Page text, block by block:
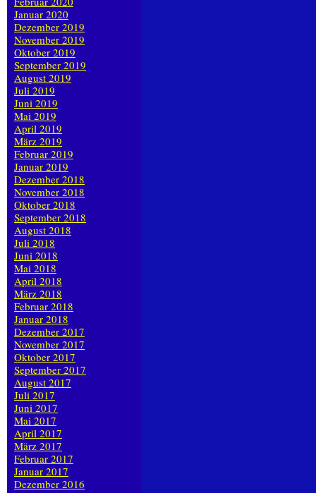
Januar 2020
Dezember 2019
November 2019
Oktober 2019
September 2019
August 2019
Juli 2019
Juni 2019
Mai 2019
April 2019
März 2019
Februar 2019
Januar 2019
Dezember 2018
November 2018
Oktober 2018
September 2018
August 2018
Juli 2018
Juni 2018
Mai 2018
April 2018
März 2018
Februar 2018
Januar 2018
Dezember 2017
November 2017
Oktober 2017
September 2017
August 2017
Juli 2017
Juni 2017
Mai 2017
April 2017
März 2017
Februar 2017
Januar 2017
Dezember 2016